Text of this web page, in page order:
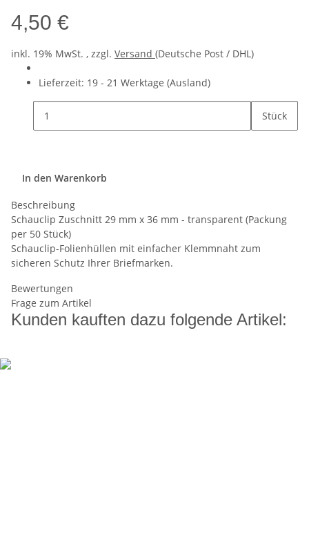
4,50 €
inkl. 19% MwSt. , zzgl. Versand (Deutsche Post / DHL)
Lieferzeit: 19 - 21 Werktage (Ausland)
Stück
In den Warenkorb
Beschreibung
Schauclip Zuschnitt 29 mm x 36 mm - transparent (Packung
per 50 Stück)
Schauclip-Folienhüllen mit einfacher Klemmnaht zum
sicheren Schutz Ihrer Briefmarken.
Bewertungen
Frage zum Artikel
Kunden kauften dazu folgende Artikel: